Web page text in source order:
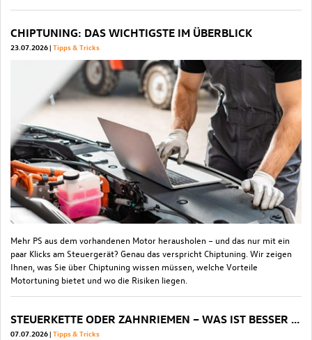
CHIPTUNING: DAS WICHTIGSTE IM ÜBERBLICK
23.07.2026 Tipps & Tricks
Mehr PS aus dem vorhandenen Motor herausholen – und das nur mit ein
paar Klicks am Steuergerät? Genau das verspricht Chiptuning. Wir zeigen
Ihnen, was Sie über Chiptuning wissen müssen, welche Vorteile
Motortuning bietet und wo die Risiken liegen.
STEUERKETTE ODER ZAHNRIEMEN – WAS IST BESSER FÜR IHR AUTO?
07.07.2026 Tipps & Tricks